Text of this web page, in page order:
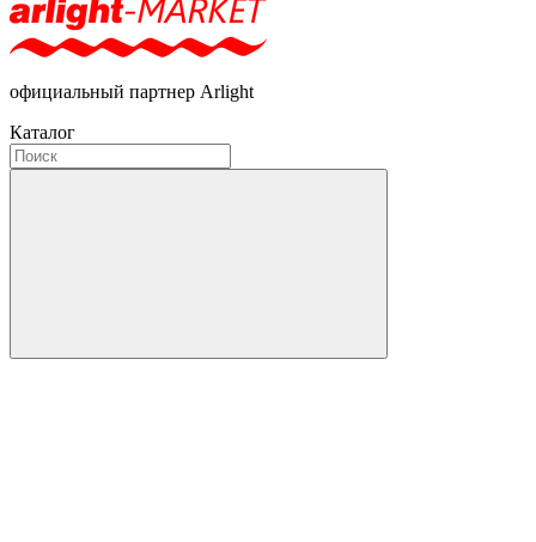
официальный партнер Arlight
Каталог